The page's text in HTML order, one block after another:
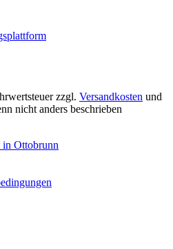
zzgl. Versandkosten und
nicht anders beschrieben
in Ottobrunn